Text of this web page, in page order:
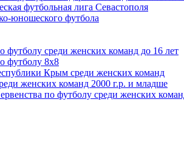
футбольная лига Севастополя
юношеского футбола
футболу среди женских команд до 16 лет
футболу 8х8
Крым среди женских команд
женских команд 2000 г.р. и младше
по футболу среди женских